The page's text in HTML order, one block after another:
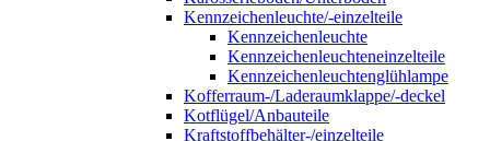
Kennzeichenleuchte/-einzelteile
Kennzeichenleuchte
Kennzeichenleuchteneinzelteile
Kennzeichenleuchtenglühlampe
Kofferraum-/Laderaumklappe/-deckel
Kotflügel/Anbauteile
Kraftstoffbehälter-/einzelteile